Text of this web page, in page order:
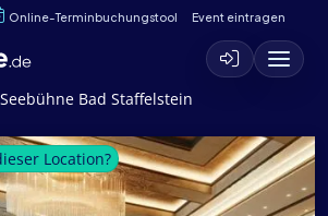
Online-Terminbuchungstool Event eintragen
Bad Staffelstein
Location?